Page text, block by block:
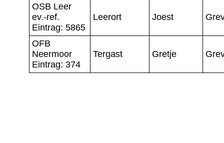
OSB Leer
ev.-ref.
Eintrag: 5865
Leerort Joest
OFB
Neermoor
Eintrag: 374
Tergast Gretje